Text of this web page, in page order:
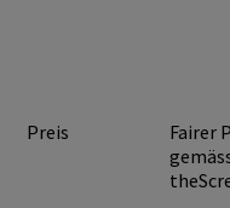
Preis
Fairer